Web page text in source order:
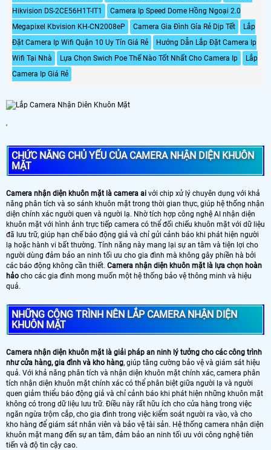
Hikvision DS-2CE56H1T-IT1
Camera Ip Speed Dome Hồng Ngoại 2.0
Megapixel Kbvision KH-CN2008eP
Camera Gia Đình Gía Rẻ Dịp Tết
Lắp
Đặt Camera Ip Wifi Quận 10 Uy Tín Giá Rẻ
Hướng Dẫn Lắp Đặt Camera Ip
Wifi Tại Nhà
Lựa Chọn Swich Poe Thế Nào Tốt Nhất Cho Camera Ip
Lắp
Camera Ip Giá Rẻ
'
CHỨC NĂNG CHỦ YẾU CỦA CAMERA NHẬN DIỆN KHUÔN
MẶT
Camera nhận diện khuôn mặt là camera ai với chip xử lý chuyên dụng với khả
năng phân tích và so sánh khuôn mặt trong thời gian thực, giúp hệ thống nhận
diện chính xác người quen và người lạ. Nhờ tích hợp công nghệ AI nhận diện
khuôn mặt với hình ảnh trực tiếp camera có thể đối chiếu khuôn mặt với dữ liệu
đã lưu trữ, giúp hạn chế báo động giả và chỉ gửi cảnh báo khi phát hiện người
lạ hoặc hành vi bất thường. Tính năng này mang lại sự an tâm và tiện lợi cho
người dùng đảm bảo an ninh tối ưu cho gia đình mà không gây phiền hà bởi
các báo động không cần thiết. Camera nhận diện khuôn mặt là lựa chọn hoàn
hảo cho các gia đình mong muốn một hệ thống bảo vệ thông minh và hiệu
quả.
NHỮNG CÔNG TRÌNH NÊN LẮP CAMERA NHẬN DIỆN
KHUÔN MẶT
Camera nhận diện khuôn mặt là giải pháp an ninh lý tưởng cho các công trình
như cửa hàng, gia đình và kho hàng, giúp tăng cường bảo vệ và giám sát hiệu
quả. Với khả năng phân tích và nhận diện khuôn mặt chính xác, camera phân
tích nhận diện khuôn mặt chính xác có thể phân biệt giữa người lạ và người
quen giảm thiểu báo động giả và chỉ cảnh báo khi phát hiện những khuôn mặt
không có trong dữ liệu lưu trữ. Điều này rất hữu ích cho cửa hàng trong việc
ngăn ngừa trộm cắp, cho gia đình trong việc kiểm soát người ra vào, và cho
kho hàng để giám sát nhân viên và bảo vệ tài sản. Hệ thống camera nhận diện
khuôn mặt mang đến sự an tâm, đảm bảo an ninh tối ưu với công nghệ tiên
tiến và độ tin cậy cao.